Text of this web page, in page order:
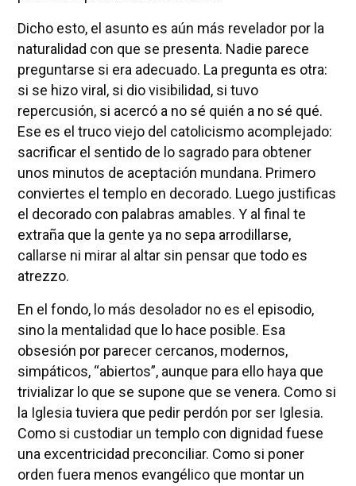
Dicho esto, el asunto es aún más revelador por la
naturalidad con que se presenta. Nadie parece
preguntarse si era adecuado. La pregunta es otra:
si se hizo viral, si dio visibilidad, si tuvo
repercusión, si acercó a no sé quién a no sé qué.
Ese es el truco viejo del catolicismo acomplejado:
sacrificar el sentido de lo sagrado para obtener
unos minutos de aceptación mundana. Primero
conviertes el templo en decorado. Luego justificas
el decorado con palabras amables. Y al final te
extraña que la gente ya no sepa arrodillarse,
callarse ni mirar al altar sin pensar que todo es
atrezzo.
En el fondo, lo más desolador no es el episodio,
sino la mentalidad que lo hace posible. Esa
obsesión por parecer cercanos, modernos,
simpáticos, “abiertos”, aunque para ello haya que
trivializar lo que se supone que se venera. Como si
la Iglesia tuviera que pedir perdón por ser Iglesia.
Como si custodiar un templo con dignidad fuese
una excentricidad preconciliar. Como si poner
orden fuera menos evangélico que montar un